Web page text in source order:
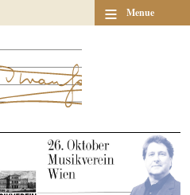
≡ Menue